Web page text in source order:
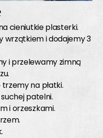
cieniutkie plasterki.
wrzątkiem i dodajemy 3
i przelewamy zimną
na płatki.
patelni.
i orzeszkami.